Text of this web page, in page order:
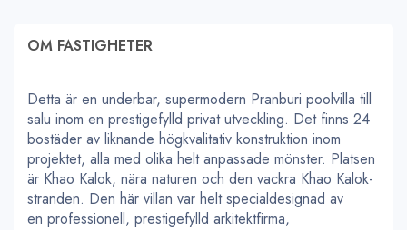
OM FASTIGHETER
Detta är en underbar, supermodern Pranburi poolvilla till
salu inom en prestigefylld privat utveckling. Det finns 24
bostäder av liknande högkvalitativ konstruktion inom
projektet, alla med olika helt anpassade mönster. Platsen
är Khao Kalok, nära naturen och den vackra Khao Kalok-
stranden. Den här villan var helt specialdesignad av
en professionell, prestigefylld arkitektfirma,